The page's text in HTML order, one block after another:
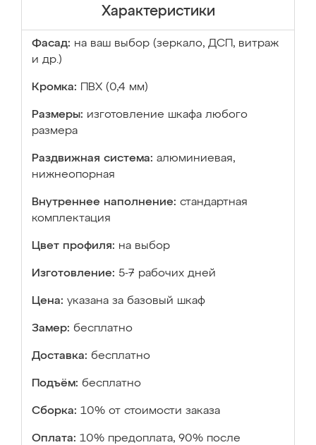
Характеристики
Фасад: на ваш выбор (зеркало, ДСП, витраж
и др.)
Кромка: ПВХ (0,4 мм)
Размеры: изготовление шкафа любого
размера
Раздвижная система: алюминиевая,
нижнеопорная
Внутреннее наполнение: стандартная
комплектация
Цвет профиля: на выбор
Изготовление: 5-7 рабочих дней
Цена: указана за базовый шкаф
Замер: бесплатно
Доставка: бесплатно
Подъём: бесплатно
Сборка: 10% от стоимости заказа
Оплата: 10% предоплата, 90% после